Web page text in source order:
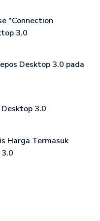
"Connection
3.0
Desktop 3.0 pada
Desktop 3.0
Harga Termasuk